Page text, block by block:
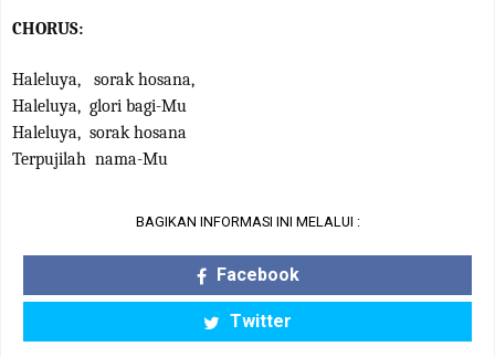
CHORUS:
Haleluya,
sorak hosana,
Haleluya, glori bagi-Mu
Haleluya, sorak hosana
Terpujilah nama-Mu
BAGIKAN INFORMASI INI MELALUI :
Facebook
Twitter